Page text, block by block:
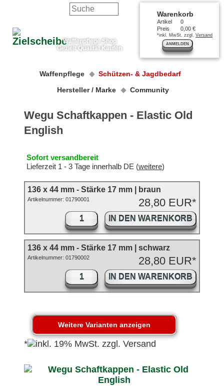
Waffenpflege Shop
Gezielt Qualität Kaufen
Warenkorb
Artikel
0
Preis
0,00 €
*inkl. MwSt. zzgl. Versand
ANMELDEN
Waffenpflege
Schützen- & Jagdbedarf
Hersteller / Marke
Community
Wegu Schaftkappen - Elastic Old
English
Sofort versandbereit
Lieferzeit 1 - 3 Tage innerhalb DE (weitere)
136 x 44 mm - Stärke 17 mm | braun
28,80 EUR*
Artikelnummer: 01790001
IN DEN WARENKORB
136 x 44 mm - Stärke 17 mm | schwarz
28,80 EUR*
Artikelnummer: 01790002
IN DEN WARENKORB
*